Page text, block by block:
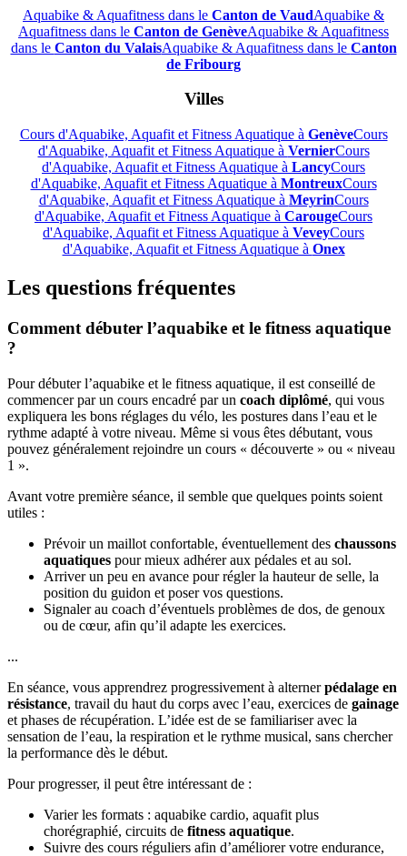
Aquabike & Aquafitness dans le Canton de VaudAquabike &
Aquafitness dans le Canton de GenèveAquabike & Aquafitness
dans le Canton du ValaisAquabike & Aquafitness dans le Canton
de Fribourg
Villes
Cours d'Aquabike, Aquafit et Fitness Aquatique à GenèveCours
d'Aquabike, Aquafit et Fitness Aquatique à VernierCours
d'Aquabike, Aquafit et Fitness Aquatique à LancyCours
d'Aquabike, Aquafit et Fitness Aquatique à MontreuxCours
d'Aquabike, Aquafit et Fitness Aquatique à MeyrinCours
d'Aquabike, Aquafit et Fitness Aquatique à CarougeCours
d'Aquabike, Aquafit et Fitness Aquatique à VeveyCours
d'Aquabike, Aquafit et Fitness Aquatique à Onex
Les questions fréquentes
Comment débuter l’aquabike et le fitness aquatique
?
Pour débuter l’aquabike et le fitness aquatique, il est conseillé de
commencer par un cours encadré par un coach diplômé, qui vous
expliquera les bons réglages du vélo, les postures dans l’eau et le
rythme adapté à votre niveau. Même si vous êtes débutant, vous
pouvez généralement rejoindre un cours « découverte » ou « niveau
1 ».
Avant votre première séance, il semble que quelques points soient
utiles :
Prévoir un maillot confortable, éventuellement des chaussons
aquatiques pour mieux adhérer aux pédales et au sol.
Arriver un peu en avance pour régler la hauteur de selle, la
position du guidon et poser vos questions.
Signaler au coach d’éventuels problèmes de dos, de genoux
ou de cœur, afin qu’il adapte les exercices.
...
En séance, vous apprendrez progressivement à alternerpédalage en
résistance, travail du haut du corps avec l’eau, exercices de gainage
et phases de récupération. L’idée est de se familiariser avec la
sensation de l’eau, la respiration et le rythme musical, sans chercher
la performance dès le début.
Pour progresser, il peut être intéressant de :
Varier les formats : aquabike cardio, aquafit plus
chorégraphié, circuits de fitness aquatique.
Suivre des cours réguliers afin d’améliorer votre endurance,